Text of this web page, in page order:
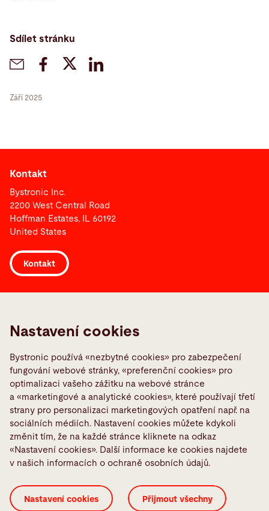
Sdílet stránku
Září 2025
Kontakt
Bystronic Inc.
2200 West Central Road
Hoffman Estates, IL 60192
United States
Kontakt
Quality policies
TeamViewer
Sociální média
Certifikáty ISO Impressum Nastavení cookies
Nastavení cookies
Bystronic používá «nezbytné cookies» pro zabezpečení
fungování webové stránky, «preferenční cookies» pro
optimalizaci vašeho zážitku na webové stránce
a «marketingové a analytické cookies», které používají třetí
strany pro personalizaci marketingových opatření např. na
sociálních médiích. Nastavení cookies můžete kdykoli
změnit tím, že na každé stránce kliknete na odkaz
«Nastavení cookies». Další informace ke cookies najdete
v našich informacích o ochraně osobních údajů.
Nastavení cookies Přijmout všechny